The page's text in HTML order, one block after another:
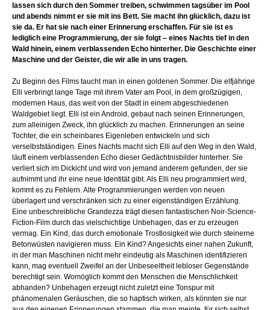
lassen sich durch den Sommer treiben, schwimmen tagsüber im Pool
und abends nimmt er sie mit ins Bett. Sie macht ihn glücklich, dazu ist
sie da. Er hat sie nach einer Erinnerung erschaffen. Für sie ist es
lediglich eine Programmierung, der sie folgt – eines Nachts tief in den
Wald hinein, einem verblassenden Echo hinterher. Die Geschichte einer
Maschine und der Geister, die wir alle in uns tragen.
Zu Beginn des Films taucht man in einen goldenen Sommer. Die elfjährige
Elli verbringt lange Tage mit ihrem Vater am Pool, in dem großzügigen,
modernen Haus, das weit von der Stadt in einem abgeschiedenen
Waldgebiet liegt. Elli ist ein Android, gebaut nach seinen Erinnerungen,
zum alleinigen Zweck, ihn glücklich zu machen. Erinnerungen an seine
Tochter, die ein scheinbares Eigenleben entwickeln und sich
verselbstständigen. Eines Nachts macht sich Elli auf den Weg in den Wald,
läuft einem verblassenden Echo dieser Gedächtnisbilder hinterher. Sie
verliert sich im Dickicht und wird von jemand anderem gefunden, der sie
aufnimmt und ihr eine neue Identität gibt. Als Elli neu programmiert wird,
kommt es zu Fehlern. Alte Programmierungen werden von neuen
überlagert und verschränken sich zu einer eigenständigen Erzählung.
Eine unbeschreibliche Grandezza trägt diesen fantastischen Noir-Science-
Fiction-Film durch das vielschichtige Unbehagen, das er zu erzeugen
vermag. Ein Kind, das durch emotionale Trostlosigkeit wie durch steinerne
Betonwüsten navigieren muss. Ein Kind? Angesichts einer nahen Zukunft,
in der man Maschinen nicht mehr eindeutig als Maschinen identifizieren
kann, mag eventuell Zweifel an der Unbeseeltheit lebloser Gegenstände
berechtigt sein. Womöglich kommt den Menschen die Menschlichkeit
abhanden? Unbehagen erzeugt nicht zuletzt eine Tonspur mit
phänomenalen Geräuschen, die so haptisch wirken, als könnten sie nur